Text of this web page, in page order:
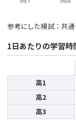
参考にした模試：共
1日あたりの学習時
高1
高2
高3